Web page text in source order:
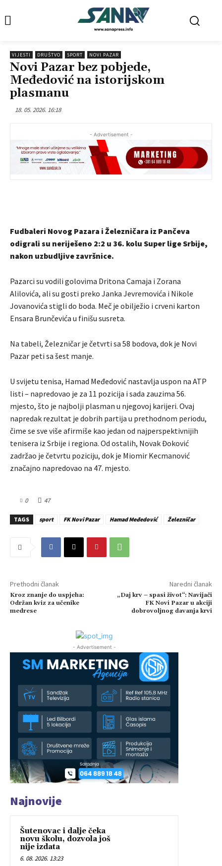
VIJESTI DRUŠTVO SPORT NOVI PAZAR
Novi Pazar bez pobjede,
Međedović na istorijskom
plasmanu
18. 05. 2026. 16:18
- Advertisement -
Fudbaleri Novog Pazara i Železničara iz Pančeva
odigrali su neriješeno 2:2 u 36. kolu Super lige Srbije,
nakon uzbudljive završnice.
Pazarci su vodili golovima Dritona Camaja i Zorana
Alilovića, ali su gosti preko Janka Jevremovića i Nikole
Jovanovića stigli do boda. Meč je obilježio i crveni karton
Ensara Brunčevića u finišu susreta.
Na tabeli, Železničar je četvrti sa 58 bodova, dok je Novi
Pazar peti sa šest manje.
U svijetu tenisa, Hamad Međedović nastavlja uspon na ATP
listi – napredovao je za 11 pozicija i sada zauzima 56.
mjesto, što je najbolji plasman u njegovoj karijeri. Ovaj
napredak rezultat je dobrih partija u prethodnom periodu,
čime se sve više afirmiše kao jedan od najperspektivnijih
tenisera iz Srbije i regiona. Od ostalih, Novak Đoković
zadržao je četvrtu poziciju, dok je Miomir Kecmanović
značajno napredovao na 47. mjesto.
0 47
TAGS sport FK Novi Pazar Hamad Međedović Železničar
Prethodni članak
Kroz znanje do uspjeha:
Održan kviz za učenike
medrese
Naredni članak
„Daj krv – spasi život“: Navijači
FK Novi Pazar u akciji
dobrovoljnog davanja krvi
- Advertisement -
Najnovije
Šutenovac i dalje čeka
novu školu, dozvola još
nije izdata
6. 08. 2026. 13:23